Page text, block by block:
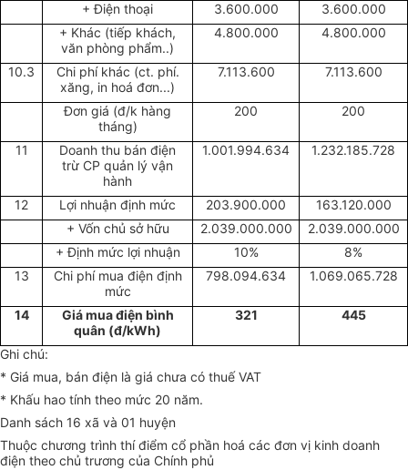
+ Điện thoại
3.600.000
3.600.000
+ Khác (tiếp khách,
văn phòng phẩm..)
4.800.000 4.800.000
10.3
Chi phí khác (ct. phí.
xăng, in hoá đơn...)
7.113.600 7.113.600
Đơn giá (đ/k hàng
tháng)
200 200
11
Doanh thu bán điện
trừ CP quản lý vận
hành
1.001.994.634 1.232.185.728
12 Lợi nhuận định mức 203.900.000
163.120.000
+ Vốn chủ sở hữu
2.039.000.000
2.039.000.000
+ Định mức lợi nhuận
10%
8%
13
Chi phí mua điện định
mức
798.094.634 1.069.065.728
14
Giá mua điện bình
quân (đ/kWh)
321 445
Ghi chú:
* Giá mua, bán điện là giá chưa có thuế VAT
* Khấu hao tính theo mức 20 năm.
Danh sách 16 xã và 01 huyện
Thuộc chương trình thí điểm cổ phần hoá các đơn vị kinh doanh
điện theo chủ trương của Chính phủ